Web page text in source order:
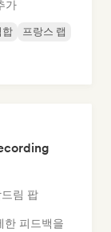
가
합
프랑스 랩
드림 팝
한 피드백을